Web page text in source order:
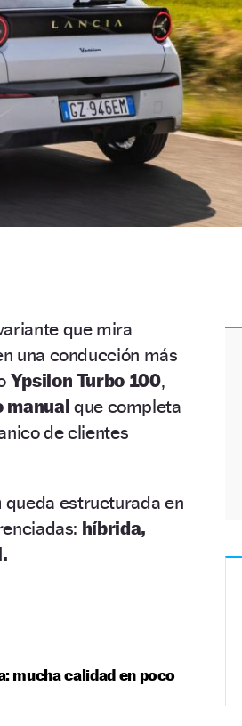
que mira
una conducción más
Ypsilon Turbo 100,
manualque completa
de clientes
queda estructurada en
híbrida,
mucha calidad en poco